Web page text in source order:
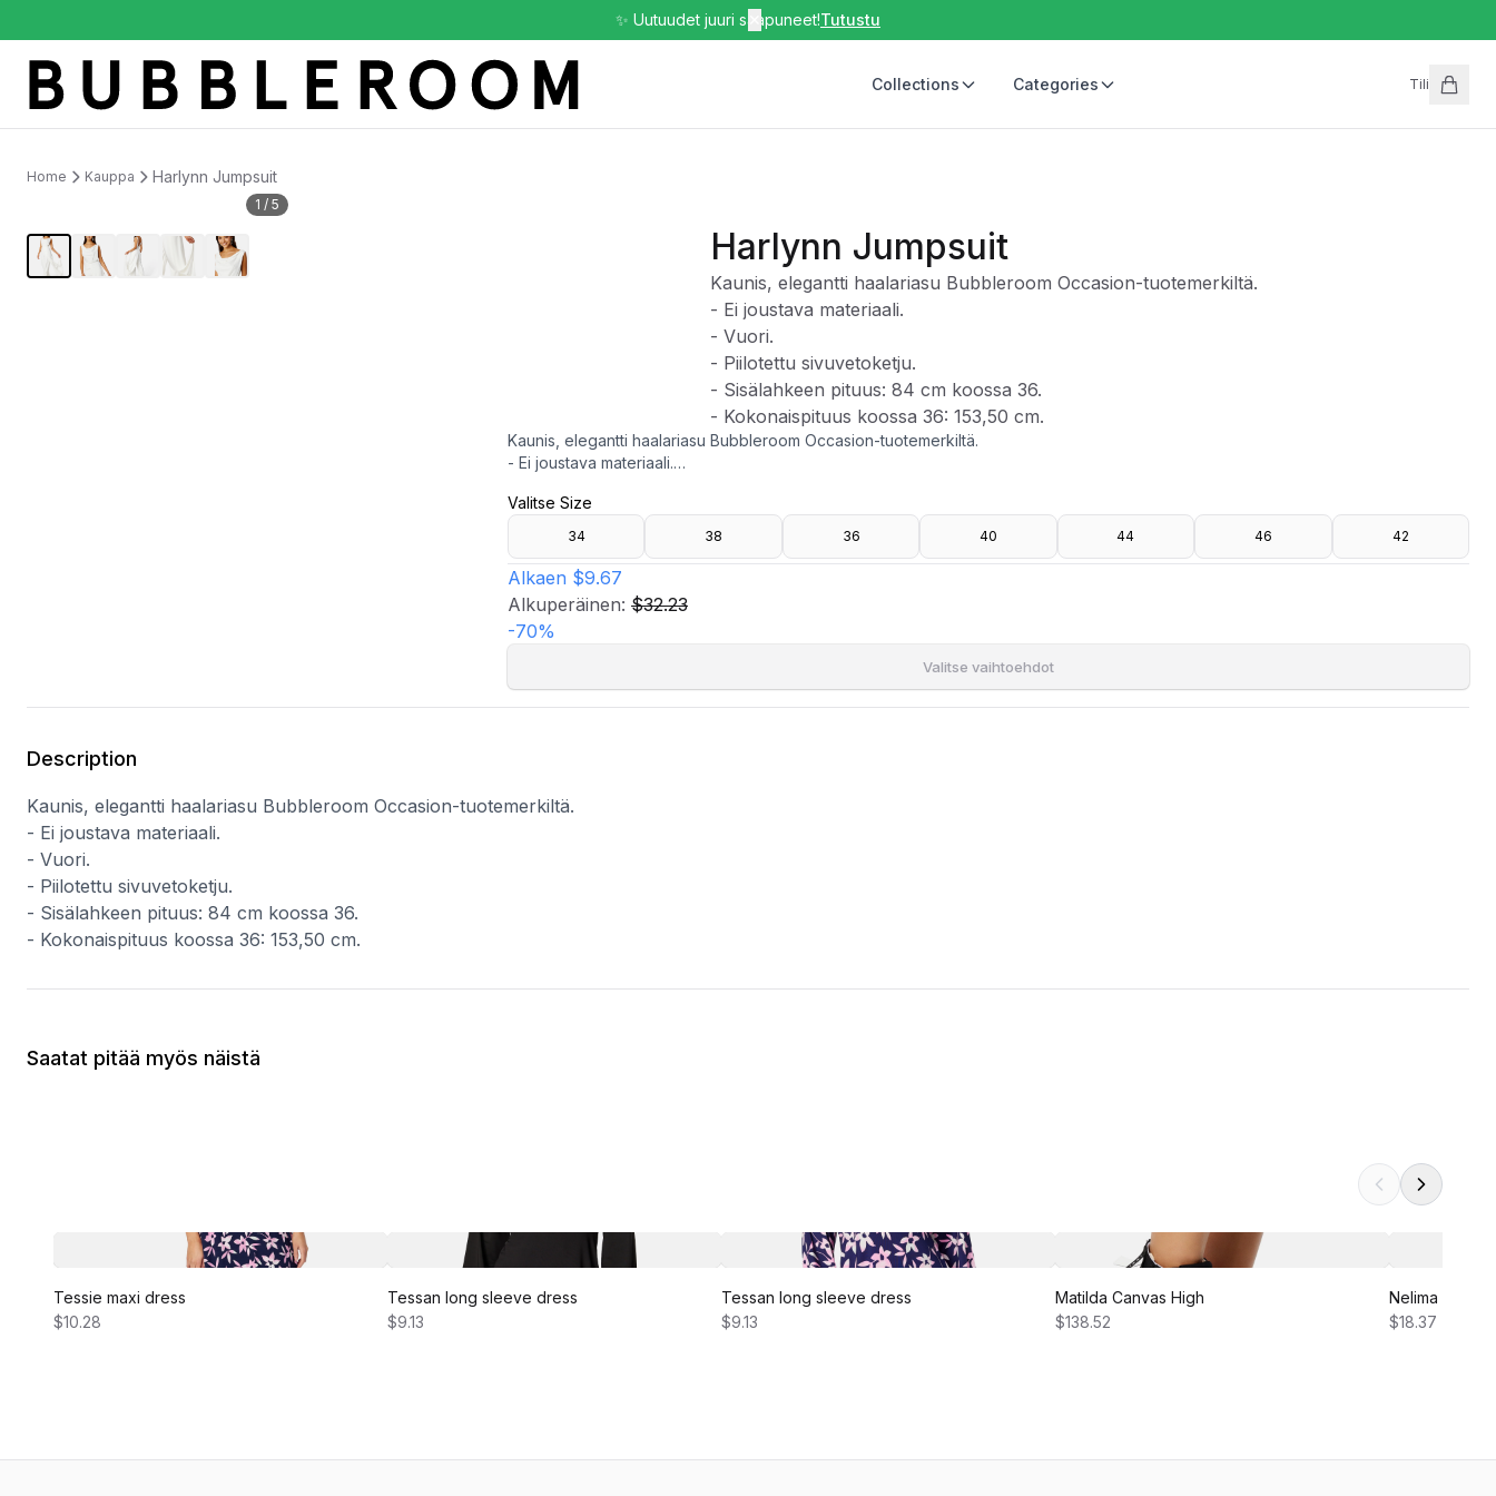
✨ Uutuudet juuri saapuneet!Tutustu
Collections Categories Tili
Home Kauppa Harlynn Jumpsuit
1 / 5
Harlynn Jumpsuit
Kaunis, elegantti haalariasu Bubbleroom Occasion-tuotemerkiltä.
- Ei joustava materiaali.
- Vuori.
- Piilotettu sivuvetoketju.
- Sisälahkeen pituus: 84 cm koossa 36.
- Kokonaispituus koossa 36: 153,50 cm.
Kaunis, elegantti haalariasu Bubbleroom Occasion-tuotemerkiltä.
- Ei joustava materiaali.
- Piilotettu sivuvetoketju.
- Sisälahkeen pituus: 84 cm koossa 36.
- Kokonaispituus koossa 36: 153,50 cm.
Valitse Size
34 38 36 40 44 46 42
Alkaen $9.67
Alkuperäinen: $32.23
-70%
Valitse vaihtoehdot
Description
Kaunis, elegantti haalariasu Bubbleroom Occasion-tuotemerkiltä.
- Ei joustava materiaali.
- Vuori.
- Piilotettu sivuvetoketju.
- Sisälahkeen pituus: 84 cm koossa 36.
- Kokonaispituus koossa 36: 153,50 cm.
Saatat pitää myös näistä
Tessie maxi dress
$10.28
Tessan long sleeve dress
$9.13
Tessan long sleeve dress
$9.13
Matilda Canvas High
$138.52
Nelima Dress
$18.37